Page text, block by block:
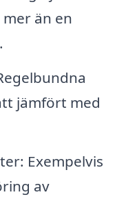
än en
jämfört med
Exempelvis
av